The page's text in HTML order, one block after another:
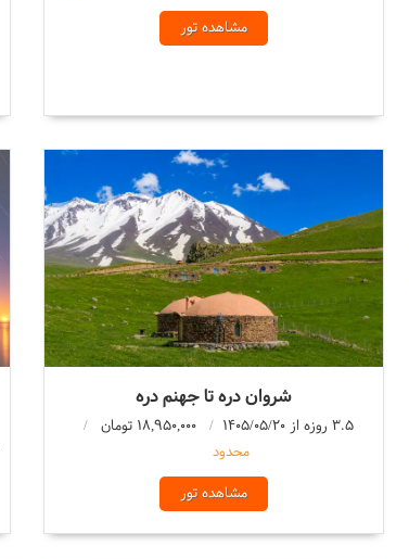
مشاهده تور
شروان دره تا جهنم دره
3.5 روزه از 1405/05/20
18,950,000 تومان
محدود
مشاهده تور